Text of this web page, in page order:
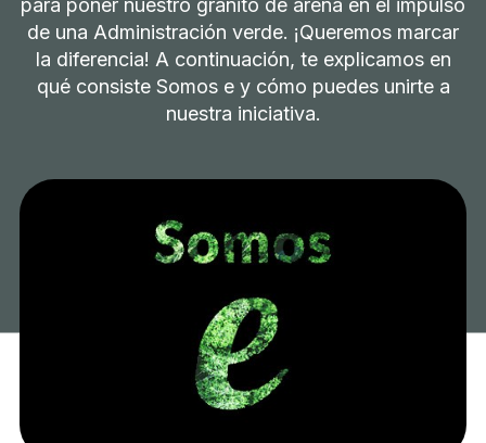
para poner nuestro granito de arena en el impulso
de una Administración verde. ¡Queremos marcar
la diferencia! A continuación, te explicamos en
qué consiste Somos e y cómo puedes unirte a
nuestra iniciativa.